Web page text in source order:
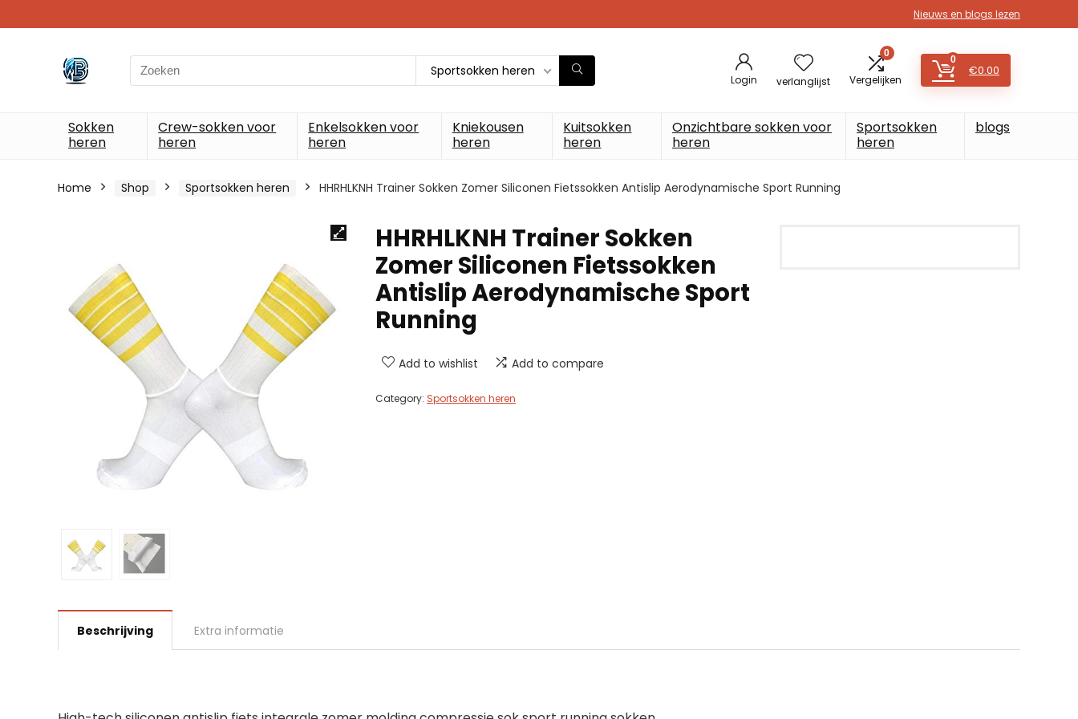
Nieuws en blogs lezen
Search
for:
Sportsokken heren
Login verlanglijst
0
Vergelijken
0
€0.00
Sokken
heren
Crew-sokken voor
heren
Enkelsokken voor
heren
Kniekousen
heren
Kuitsokken
heren
Onzichtbare sokken voor
heren
Sportsokken
heren
blogs
Home Shop Sportsokken heren HHRHLKNH Trainer Sokken Zomer Siliconen Fietssokken Antislip Aerodynamische Sport Running
HHRHLKNH Trainer Sokken
Zomer Siliconen Fietssokken
Antislip Aerodynamische Sport
Running
Add to wishlist Add to compare
Category: Sportsokken heren
Beschrijving Extra informatie